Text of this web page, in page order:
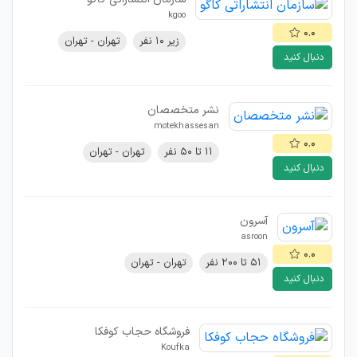
۰.۰
دنبال کنید
kgoo
زیر ۱۰ نفر تهران - تهران
۰.۰
دنبال کنید
نشر متخصصان
motekhassesan
۱۱ تا ۵۰ نفر تهران - تهران
۰.۰
دنبال کنید
آسرون
asroon
۵۱ تا ۲۰۰ نفر تهران - تهران
فروشگاه حجاب کوفکا
Koufka